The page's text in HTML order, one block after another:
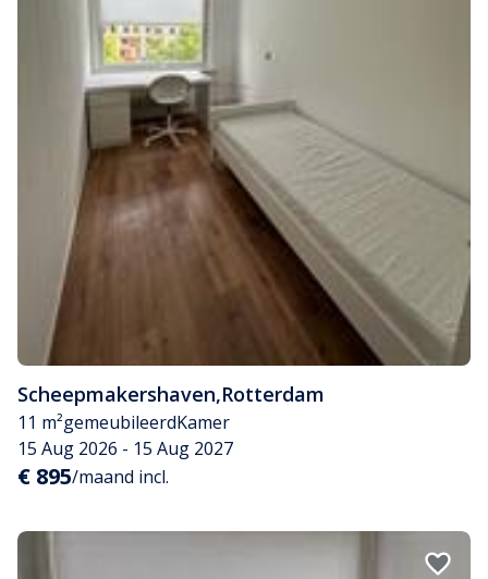
Scheepmakershaven,Rotterdam
11 m²gemeubileerdKamer
15 Aug 2026 - 15 Aug 2027
€ 895/maand incl.